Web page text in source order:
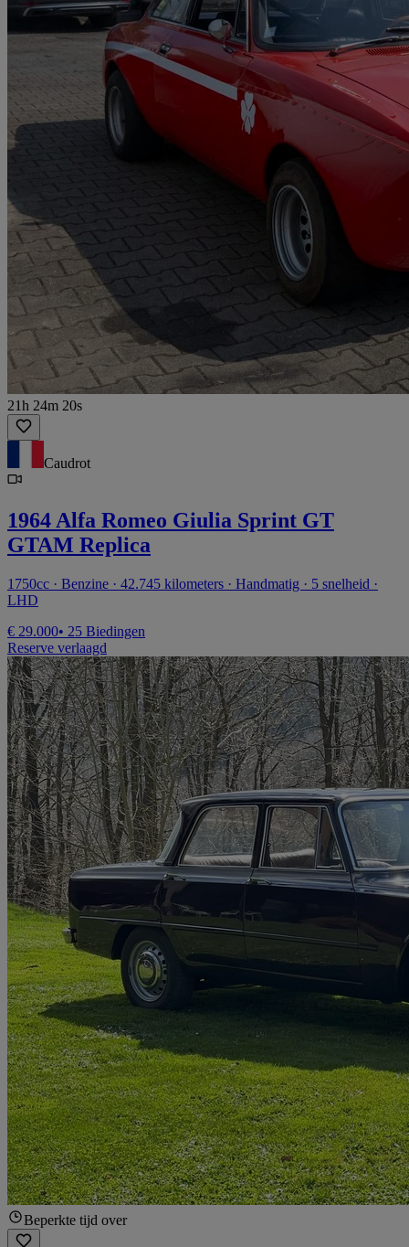
21h 24m 20s
Caudrot
1964 Alfa Romeo Giulia Sprint GT
GTAM Replica
1750cc · Benzine · 42.745 kilometers · Handmatig · 5 snelheid ·
LHD
€ 29.000• 25 Biedingen
Reserve verlaagd
Beperkte tijd over